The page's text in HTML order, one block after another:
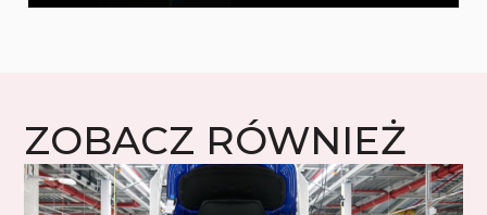
ZOBACZ RÓWNIEŻ